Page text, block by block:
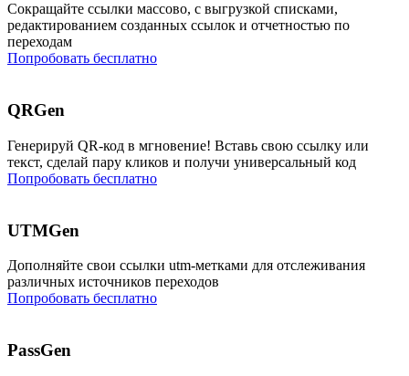
Сокращайте ссылки массово, с выгрузкой списками,
редактированием созданных ссылок и отчетностью по
переходам
Попробовать бесплатно
QRGen
Генерируй QR-код в мгновение! Вставь свою ссылку или
текст, сделай пару кликов и получи универсальный код
Попробовать бесплатно
UTMGen
Дополняйте свои ссылки utm-метками для отслеживания
различных источников переходов
Попробовать бесплатно
PassGen